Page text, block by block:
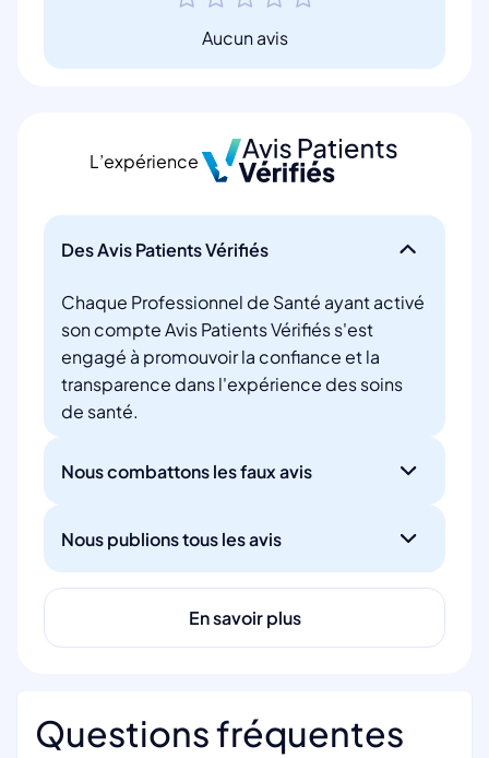
Aucun avis
L’expérience
Des Avis Patients Vérifiés
Chaque Professionnel de Santé ayant activé
son compte Avis Patients Vérifiés s'est
engagé à promouvoir la confiance et la
transparence dans l'expérience des soins
de santé.
Nous combattons les faux avis
Nous publions tous les avis
En savoir plus
Questions fréquentes